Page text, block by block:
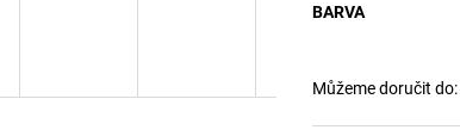
BARVA
Můžeme doručit do: